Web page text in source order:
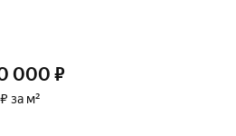
000 ₽
за м²